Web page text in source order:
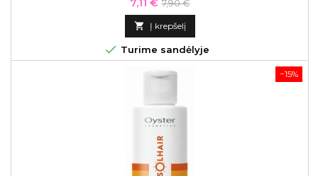
kaina
7,90 €
 Į krepšelį
 Turime sandėlyje
−15%